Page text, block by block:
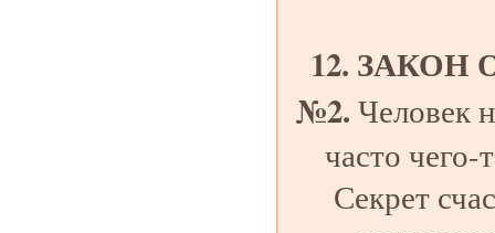
12.
№2. Человек
часто чего-
Секрет